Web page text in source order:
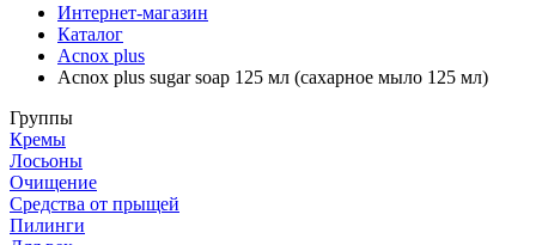
Интернет-магазин
Каталог
Acnox plus
Acnox plus sugar soap 125 мл (cахарное мыло 125 мл)
Группы
Кремы
Лосьоны
Очищение
Средства от прыщей
Пилинги